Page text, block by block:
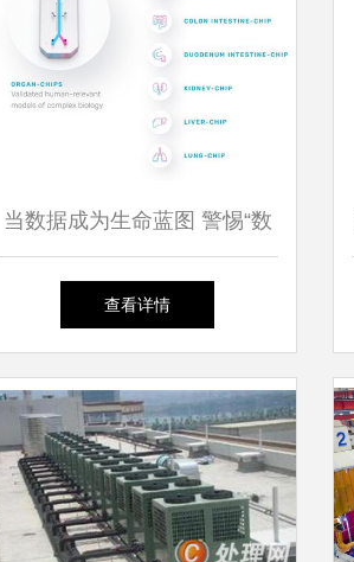
当数据成为生命蓝图 警惕“数
字器官”背后的隐私与伦理之
查看详情